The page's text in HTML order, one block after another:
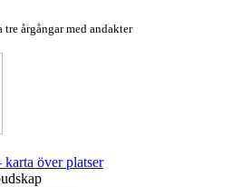
tre årgångar med andakter
över platser